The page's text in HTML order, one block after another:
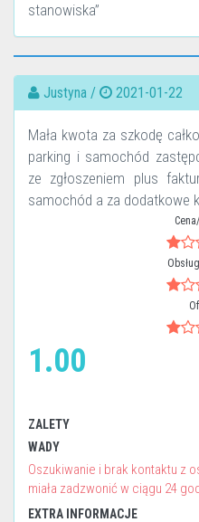
stanowiska”
Justyna / 2021-01-22
Mała kwota za szkodę
parking i samochód
ze zgłoszeniem plus
samochód a za dodatkowe
1.00
ZALETY
WADY
Oszukiwanie i brak kontaktu z
miała zadzwonić w ciągu 24
EXTRA INFORMACJE